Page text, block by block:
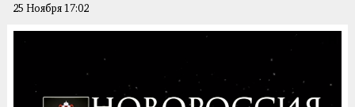
25 Ноября 17:02